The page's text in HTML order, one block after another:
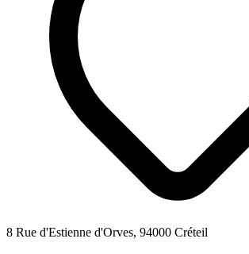
8 Rue d'Estienne d'Orves, 94000 Créteil